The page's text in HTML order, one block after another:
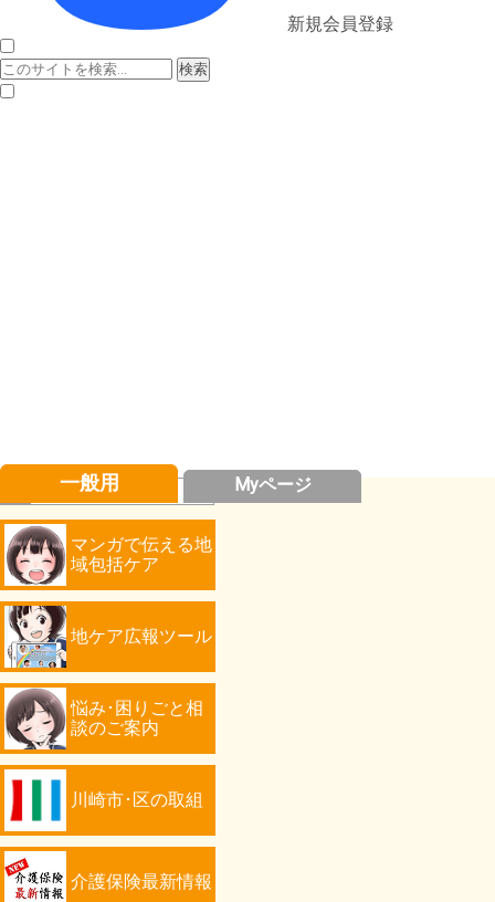
新規会員登録
一般用 Myページ
マンガで伝える地
域包括ケア
地ケア広報ツール
悩み･困りごと相
談のご案内
川崎市･区の取組
介護保険最新情報